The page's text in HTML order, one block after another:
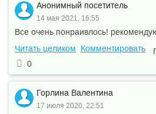
Анонимный посетитель
14 мая 2021, 16:55
Все очень понраивлось!
Читать целиком
Комментировать
0
Горлина Валентина
17 июля 2020, 22:51